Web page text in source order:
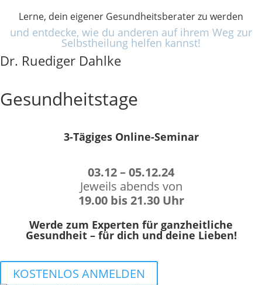
Lerne, dein eigener Gesundheitsberater zu werden
und entdecke, wie du anderen auf ihrem Weg zur
Selbstheilung helfen kannst!
Dr. Ruediger Dahlke
Gesundheitstage
3-Tägiges Online-Seminar
03.12 – 05.12.24
Jeweils abends von
19.00 bis 21.30 Uhr
Werde zum Experten für ganzheitliche
Gesundheit – für dich und deine Lieben!
KOSTENLOS ANMELDEN